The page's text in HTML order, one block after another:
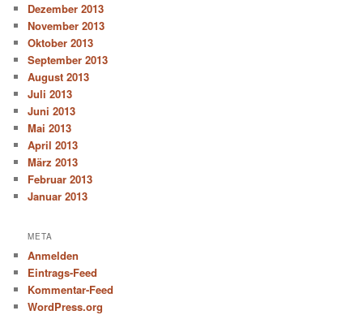
Dezember 2013
November 2013
Oktober 2013
September 2013
August 2013
Juli 2013
Juni 2013
Mai 2013
April 2013
März 2013
Februar 2013
Januar 2013
META
Anmelden
Eintrags-Feed
Kommentar-Feed
WordPress.org